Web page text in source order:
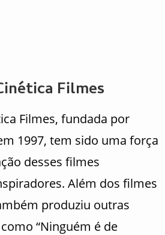
Filmes
Filmes, fundada por
1997, tem sido uma força
desses filmes
Além dos filmes
produziu outras
“Ninguém é de